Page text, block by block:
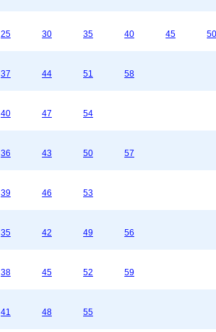
25 30 35 40 45 50
37 44 51 58
40 47 54
36 43 50 57
39 46 53
35 42 49 56
38 45 52 59
41 48 55